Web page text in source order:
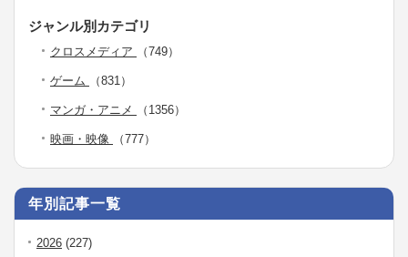
ジャンル別カテゴリ
クロスメディア （749）
ゲーム （831）
マンガ・アニメ （1356）
映画・映像 （777）
年別記事一覧
2026 (227)